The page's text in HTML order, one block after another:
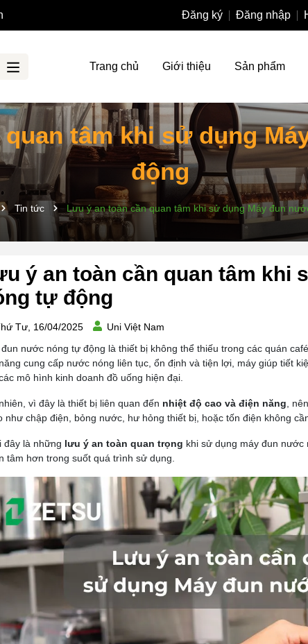
Đăng ký Đăng nhập
Trang chủ Giới thiệu Sản phẩm
tâm khi sử dụng
động
Tin tức Lưu ý an toàn cần quan tâm khi sử dụng Máy đun
ý an toàn cần quan tâm khi
tự động
Tư, 16/04/2025
Uni Việt Nam
đun nước nóng tự động là thiết bị không thể thiếu trong các quán
cung cấp nước nóng liên tục, ổn định và tiện lợi, máy giúp tiết
mô hình kinh doanh đồ uống hiện đại.
vì đây là thiết bị liên quan đến nhiệt độ cao và điện năng ,
như chập điện, bỏng nước, hư hỏng thiết bị, hoặc tốn điện không
đây là những lưu ý an toàn quan trọng khi sử dụng máy đun nước
tâm hơn trong suốt quá trình sử dụng.